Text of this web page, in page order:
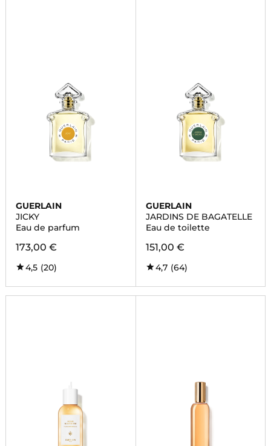
GUERLAIN
JICKY
Eau de parfum
173,00 €
4,5 (20)
GUERLAIN
JARDINS DE BAGATELLE
Eau de toilette
151,00 €
4,7 (64)